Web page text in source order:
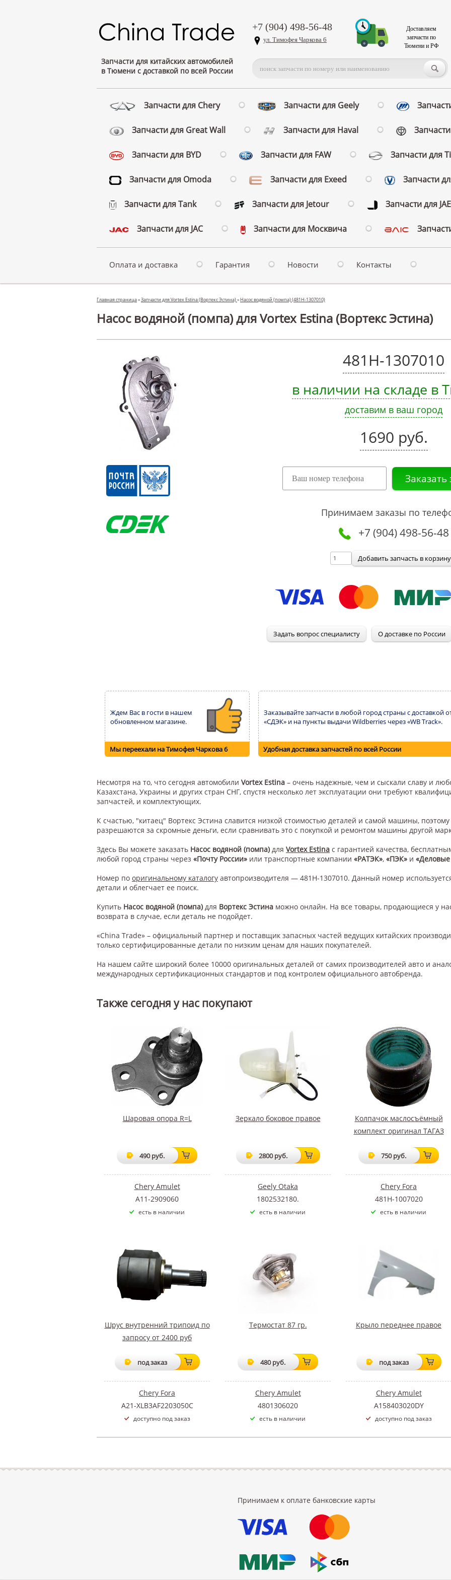
Запчасти для китайских автомобилей
в Тюмени с доставкой по всей России
+7 (904) 498-56-48
ул. Тимофея Чаркова 6
Доставляем
запчасти по
Тюмени и РФ
Запчасти для Chery Запчасти для Geely
Запчасти для Great Wall Запчасти для Haval
Запчасти для BYD Запчасти для FAW Запчасти для
Запчасти для Omoda Запчасти для Exeed Запчасти
Запчасти для Tank Запчасти для Jetour Запчасти для
Запчасти для JAC Запчасти для Москвича
Оплата и доставка Гарантия Новости Контакты
Главная страница»Запчасти для Vortex Estina (Вортекс Эстина)» Насос водяной (помпа) (481H-1307010)
Насос водяной (помпа) для Vortex Estina (Вортекс Эстина)
481H-1307010
в наличии на складе в
доставим в ваш город
1690 руб.
Принимаем заказы по
+7 (904) 498-56-48
Ждем Вас в гости в нашем
обновленном магазине.
Мы переехали на Тимофея Чаркова 6
Заказывайте запчасти в любой город страны с доставкой
«СДЭК» и на пункты выдачи Wildberries через «WB Track».
Удобная доставка запчастей по всей России
Несмотря на то, что сегодня автомобили Vortex Estina – очень надежные, чем и сыскали славу и
Казахстана, Украины и других стран СНГ, спустя несколько лет эксплуатации они требуют
запчастей, и комплектующих.
К счастью, "китаец" Вортекс Эстина славится низкой стоимостью деталей и самой машины,
разрешаются за скромные деньги, если сравнивать это с покупкой и ремонтом машины другой
Здесь Вы можете заказать Насос водяной (помпа) для Vortex Estina с гарантией качества,
любой город страны через «Почту России» или транспортные компании «РАТЭК», «ПЭК» и
Номер по оригинальному каталогу автопроизводителя — 481H-1307010. Данный номер
детали и облегчает ее поиск.
Купить Насос водяной (помпа) для Вортекс Эстина можно онлайн. На все товары, продающиеся у
возврата в случае, если деталь не подойдет.
«China Trade» – официальный партнер и поставщик запасных частей ведущих китайских
только сертифицированные детали по низким ценам для наших покупателей.
На нашем сайте широкий более 10000 оригинальных деталей от самих производителей авто и
международных сертификационных стандартов и под контролем официального автобренда.
Также сегодня у нас покупают
Шаровая опора R=L
490 руб.
Chery Amulet
A11-2909060
есть в наличии
Зеркало боковое правое
2800 руб.
Geely Otaka
1802532180.
есть в наличии
Колпачок маслосъёмный
комплект оригинал ТАГАЗ
750 руб.
Chery Fora
481H-1007020
есть в наличии
Шрус внутренний трипоид по
запросу от 2400 руб
под заказ
Chery Fora
A21-XLB3AF2203050C
доступно под заказ
Термостат 87 гр.
480 руб.
Chery Amulet
4801306020
есть в наличии
Крыло переднее правое
под заказ
Chery Amulet
A158403020DY
доступно под заказ
Принимаем к оплате банковские карты